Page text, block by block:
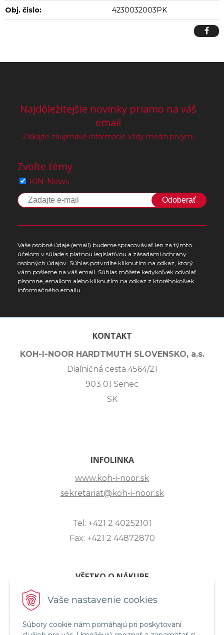
Vaše nastavenie cookies
Súbory cookie nám pomáhajú pri poskytovaní
Obj. čislo: 4230032003PK
Najdôležitejšie novinky priamo na váš
email
Získajte zaujímavé informácie vždy medzi prvými
Zvoľte témy
KIN-News
Odoberať
Vaše osobné údaje (email) budeme spracovávať len za týmto
účelom v súlade s platnou legislatívou a zásadami ochrany
osobných údajov. Súhlas potvrdíte kliknutím na odkaz, ktorý
vám pošleme na váš email. Súhlas môžete kedykoľvek odvolať
písomne, emailom alebo kliknutím na odkaz z ktoréhokoľvek
informačného emailu.
KONTAKT
KOH-I-NOOR HARDTMUTH SLOVENSKO, a.s.
Diaľničná cesta 4564/21
903 01 Senec
SK
INFOLINKA
www.koh-i-noor.sk
sekretariat@koh-i-noor.sk
Tel: +421 2 40252101
Fax: +421 2 44872870
VŠETKO O NÁKUPE
ZASLANIE OTÁZKY
OBCHODNÉ PODMIENKY